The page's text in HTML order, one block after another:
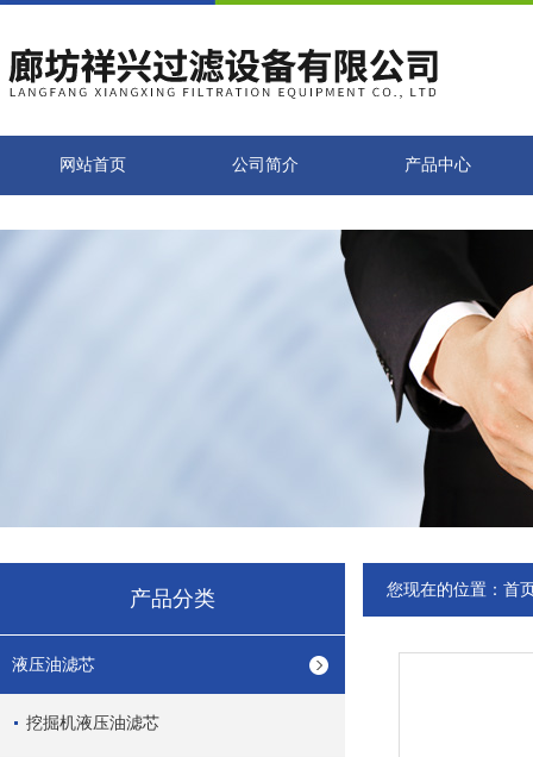
网站首页 公司简介 产品中心
产品分类
液压油滤芯
挖掘机液压油滤芯
您现在的位置： 首